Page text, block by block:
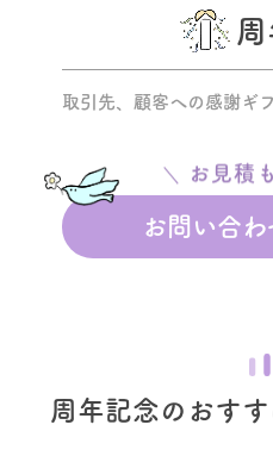
取引先、 顧客への 感謝ギ
お見積
お問い合
周年記念のおすす